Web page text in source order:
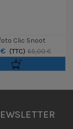
Clic Snoot
(TTC) 65,00 €